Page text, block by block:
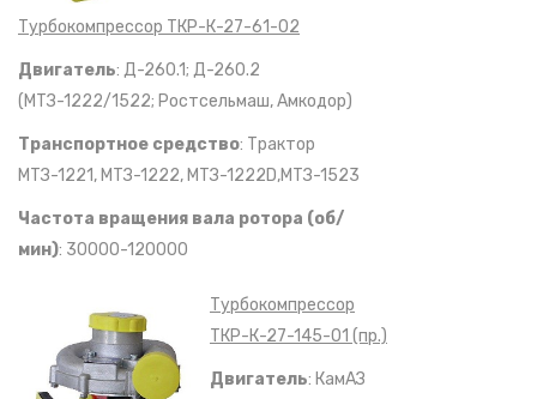
Турбокомпрессор ТКР-К-27-61-02
Двигатель: Д-260.1; Д-260.2
(МТЗ-1222/1522; Ростсельмаш, Амкодор)
Транспортное средство: Трактор
МТЗ-1221, МТЗ-1222, МТЗ-1222D,МТЗ-1523
Частота вращения вала ротора (об/
мин): 30000-120000
Турбокомпрессор
ТКР-К-27-145-01 (пр.)
Двигатель: КамАЗ